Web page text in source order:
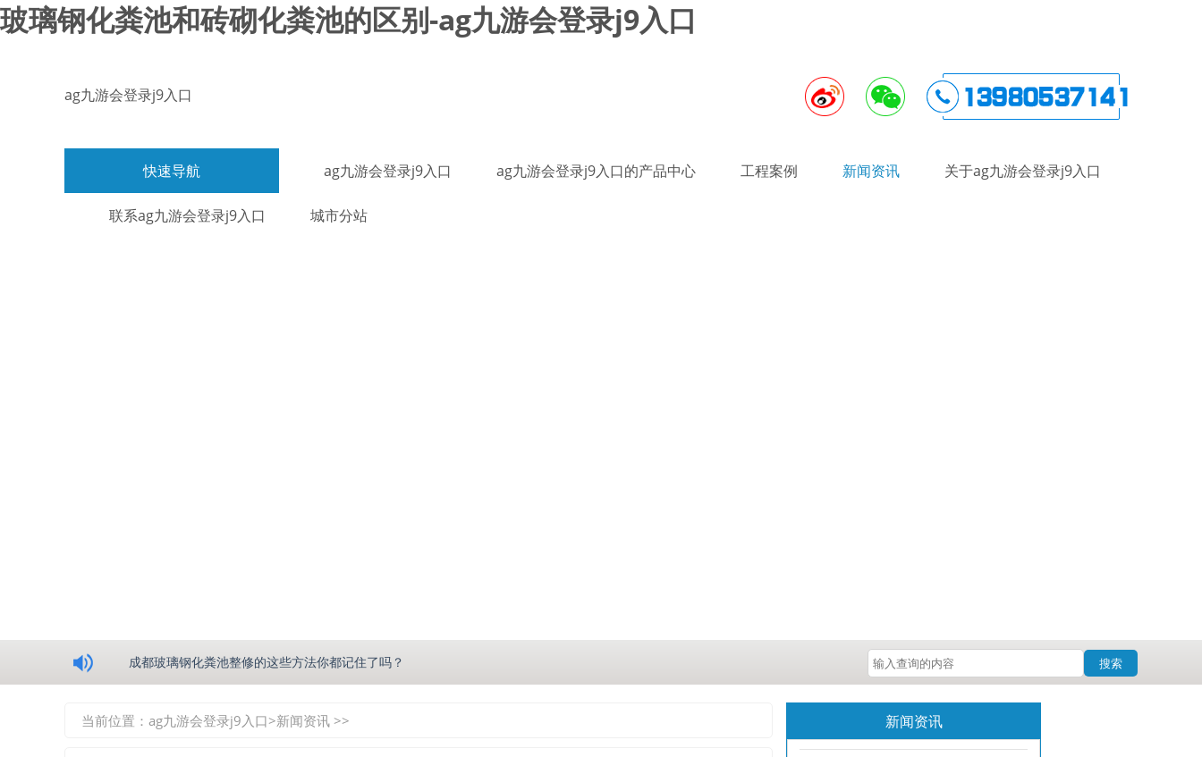
玻璃钢化粪池和砖砌化粪池的区别-ag九游会登录j9入口
ag九游会登录j9入口
快速导航 ag九游会登录j9入口 ag九游会登录j9入口的产品中心 工程案例 新闻资讯 关于ag九游会登录j9入口
联系ag九游会登录j9入口 城市分站
成都玻璃钢化粪池整修的这些方法你都记住了吗？ 搜索
当前位置： ag九游会登录j9入口>新闻资讯 >> 新闻资讯